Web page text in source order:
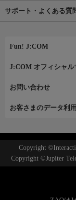
サポート・よくある質
Fun! J:COM
J:COM オフィシャル
お問い合わせ
お客さまのデータ利
Copyright
Copyright ©Jupiter